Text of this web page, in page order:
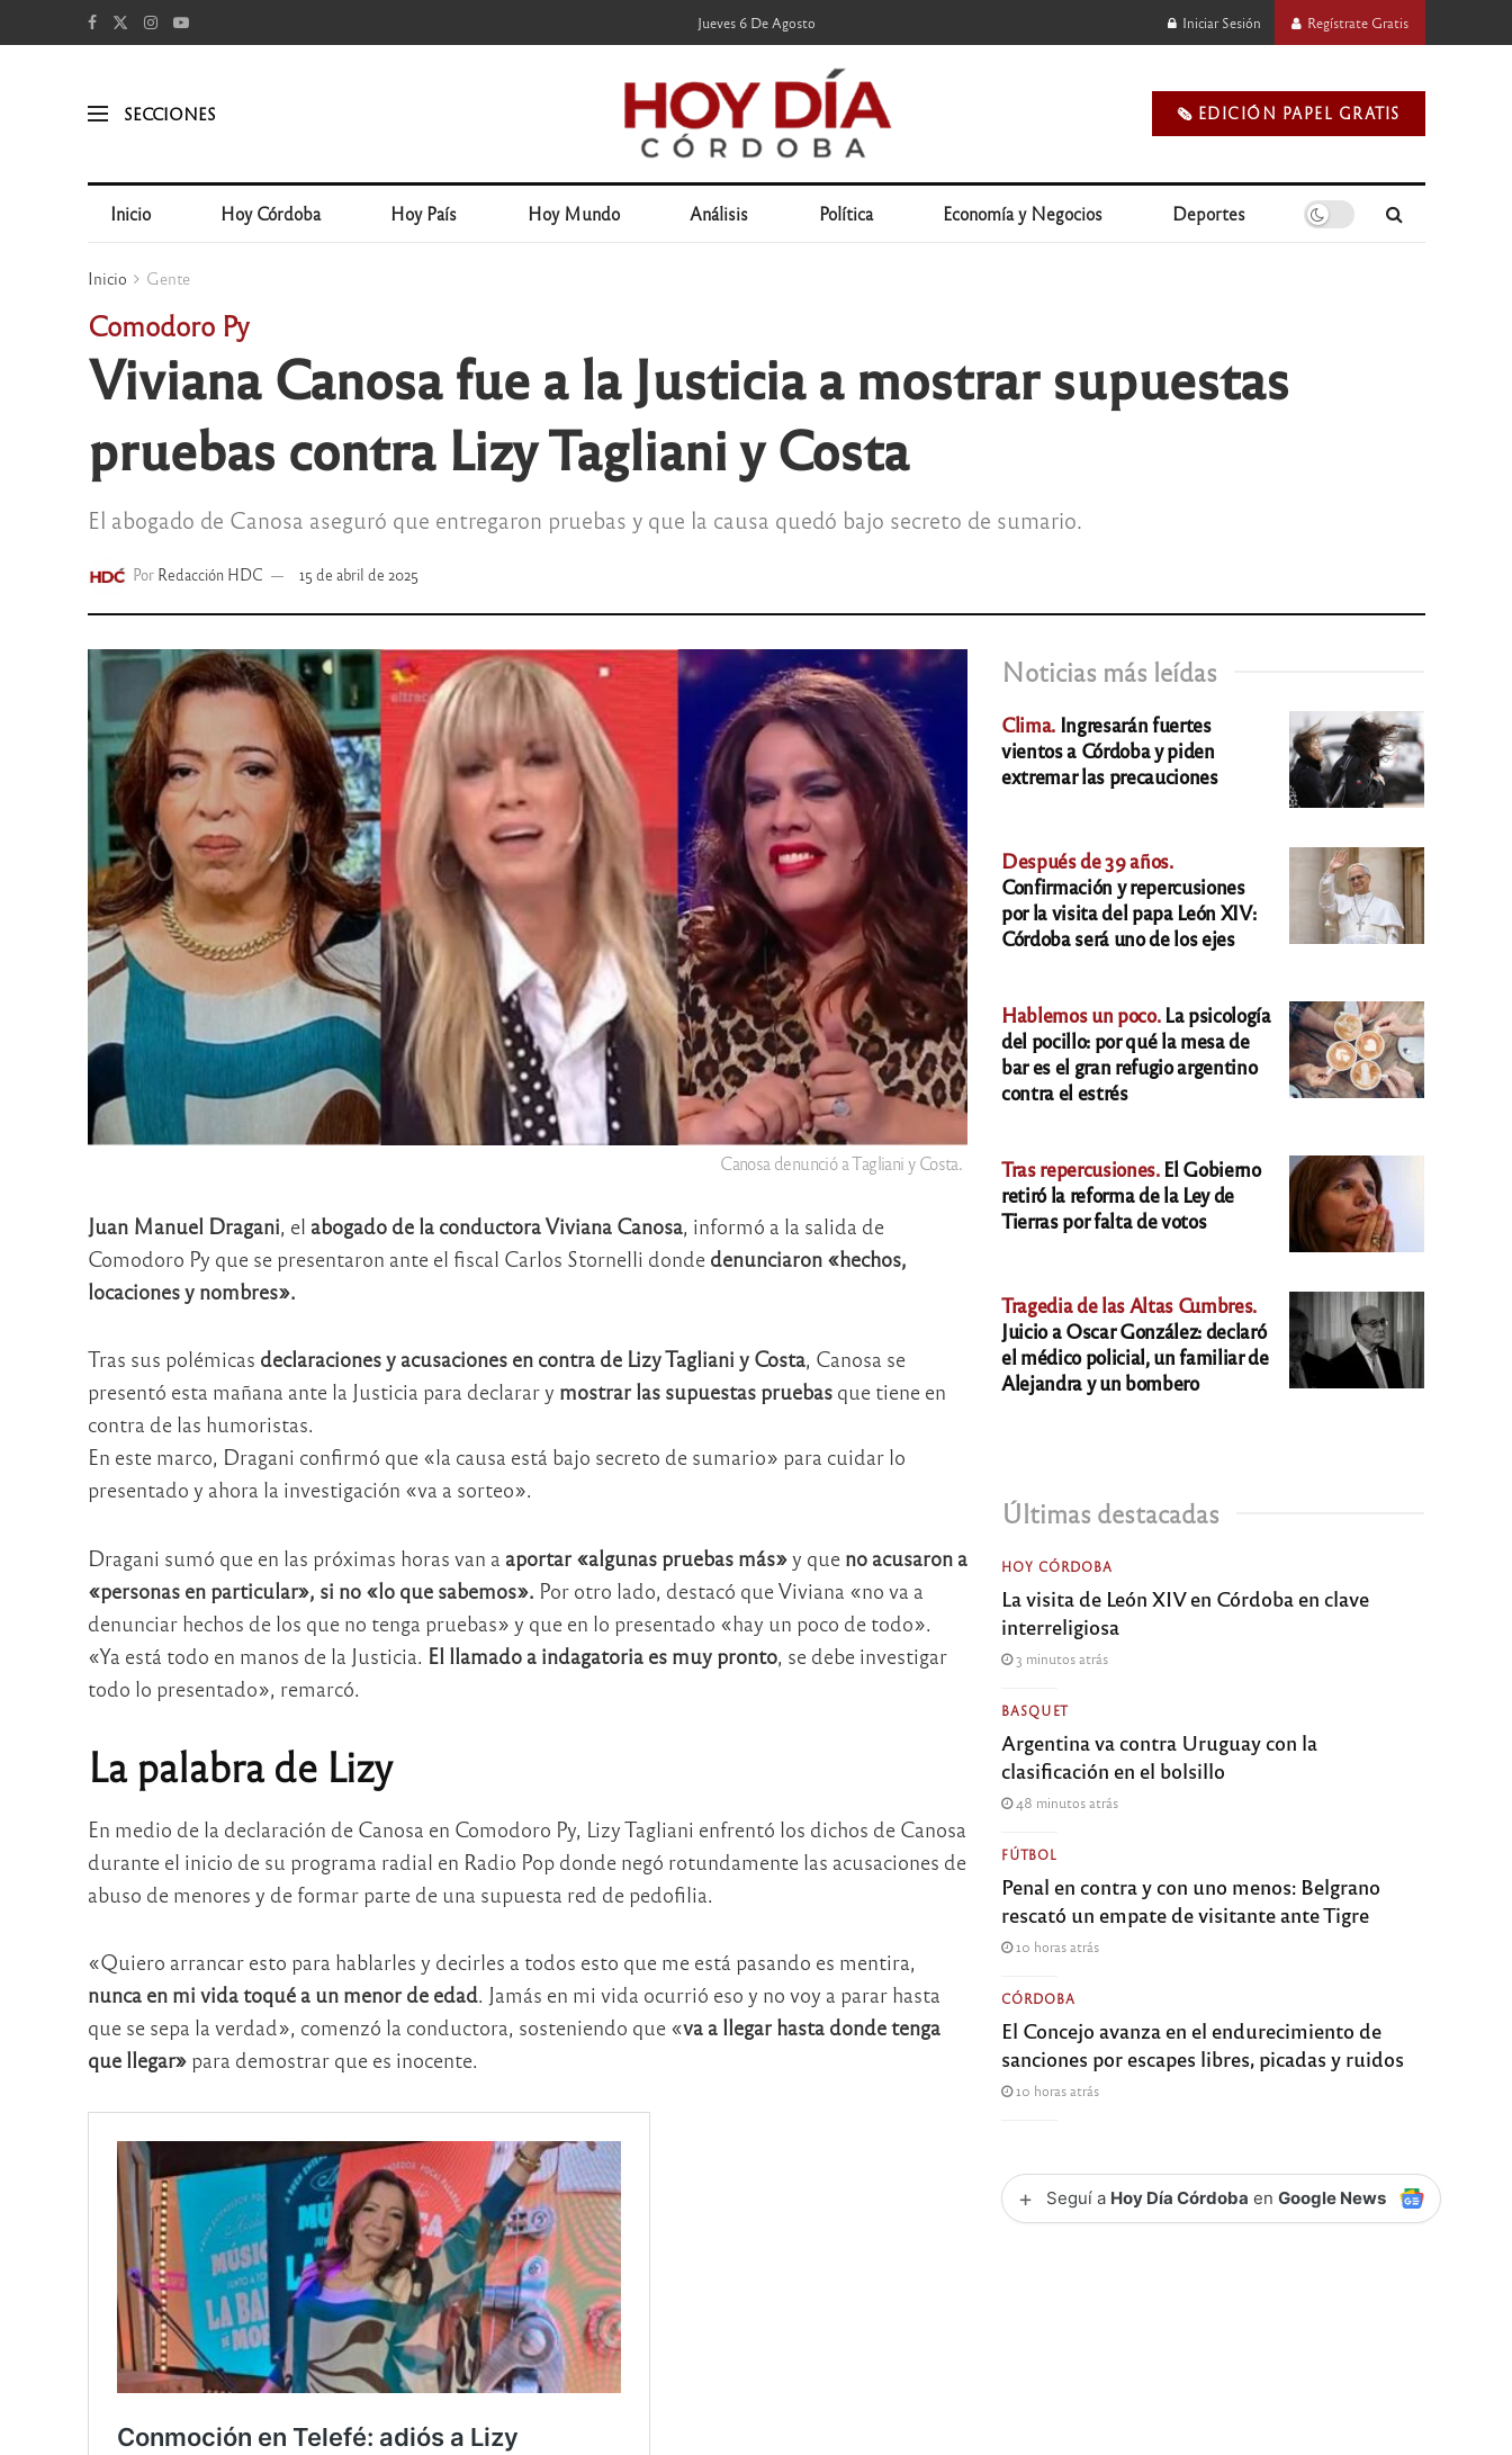
Jueves 6 De Agosto Iniciar Sesión Regístrate Gratis
SECCIONES 🗞️ EDICIÓN PAPEL GRATIS
Inicio Hoy Córdoba Hoy País Hoy Mundo Análisis Política Economía y Negocios Deportes
Inicio Gente
Comodoro Py
Viviana Canosa fue a la Justicia a mostrar supuestas
pruebas contra Lizy Tagliani y Costa
El abogado de Canosa aseguró que entregaron pruebas y que la causa quedó bajo secreto de sumario.
Por Redacción HDC 15 de abril de 2025
Canosa denunció a Tagliani y Costa.
Juan Manuel Dragani, el abogado de la conductora Viviana Canosa, informó a la salida de
Comodoro Py que se presentaron ante el fiscal Carlos Stornelli donde denunciaron «hechos,
locaciones y nombres».
Tras sus polémicas declaraciones y acusaciones en contra de Lizy Tagliani y Costa, Canosa se
presentó esta mañana ante la Justicia para declarar y mostrar las supuestas pruebasque tiene en
contra de las humoristas.
En este marco, Dragani confirmó que «la causa está bajo secreto de sumario» para cuidar lo
presentado y ahora la investigación «va a sorteo».
Dragani sumó que en las próximas horas van a aportar «algunas pruebas más»y queno acusaron a
«personas en particular», si no «lo que sabemos». Por otro lado, destacó que Viviana «no va a
denunciar hechos de los que no tenga pruebas» y que en lo presentado «hay un poco de todo».
«Ya está todo en manos de la Justicia. El llamado a indagatoria es muy pronto, se debe investigar
todo lo presentado», remarcó.
La palabra de Lizy
En medio de la declaración de Canosa en Comodoro Py, Lizy Tagliani enfrentó los dichos de Canosa
durante el inicio de su programa radial en Radio Pop donde negó rotundamente las acusaciones de
abuso de menores y de formar parte de una supuesta red de pedofilia.
«Quiero arrancar esto para hablarles y decirles a todos esto que me está pasando es mentira,
nunca en mi vida toqué a un menor de edad. Jamás en mi vida ocurrió eso y no voy a parar hasta
que se sepa la verdad», comenzó la conductora, sosteniendo que «va a llegar hasta donde tenga
que llegar»para demostrar que es inocente.
Noticias más leídas
Clima. Ingresarán fuertes
vientos a Córdoba y piden
extremar las precauciones
Después de 39 años.
Confirmación y repercusiones
por la visita del papa León XIV:
Córdoba será uno de los ejes
Hablemos un poco.La psicología
del pocillo: por qué la mesa de
bar es el gran refugio argentino
contra el estrés
Tras repercusiones.El Gobierno
retiró la reforma de la Ley de
Tierras por falta de votos
Tragedia de las Altas Cumbres.
Juicio a Oscar González: declaró
el médico policial, un familiar de
Alejandra y un bombero
Últimas destacadas
HOY CÓRDOBA
La visita de León XIV en Córdoba en clave
interreligiosa
3 minutos atrás
BASQUET
Argentina va contra Uruguay con la
clasificación en el bolsillo
48 minutos atrás
FÚTBOL
Penal en contra y con uno menos: Belgrano
rescató un empate de visitante ante Tigre
10 horas atrás
CÓRDOBA
El Concejo avanza en el endurecimiento de
sanciones por escapes libres, picadas y ruidos
10 horas atrás
+ Seguí a Hoy Día Córdoba enGoogle News